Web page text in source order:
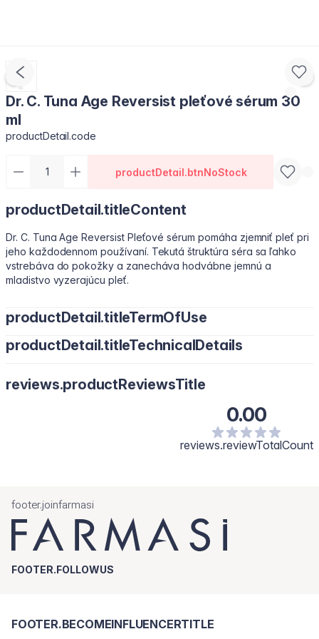
Dr. C. Tuna Age Reversist pleťové sérum 30
ml
productDetail.code
productDetail.btnNoStock
productDetail.titleContent
Dr. C. Tuna Age Reversist Pleťové sérum pomáha zjemniť pleť pri
jeho každodennom používaní. Tekutá štruktúra séra sa ľahko
vstrebáva do pokožky a zanecháva hodvábne jemnú a
mladistvo vyzerajúcu pleť.
productDetail.titleTermOfUse
Použitie: Naneste dostatočné množstvo na vyčistenú tvár a
productDetail.titleTechnicalDetails
reviews.productReviewsTitle
0.00
reviews.reviewTotalCount
footer.joinfarmasi
FOOTER.FOLLOWUS
FOOTER.BECOMEINFLUENCERTITLE